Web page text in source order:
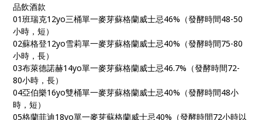
品飲酒款
01班瑞克12yo三桶單一麥芽蘇格蘭威士忌46%（發酵時間48-50
小時，短）
02蘇格登12yo雪莉單一麥芽蘇格蘭威士忌40%（發酵時間75-80
小時，長）
03布萊德諾赫14yo單一麥芽蘇格蘭威士忌46.7%（發酵時間72-
80小時，長）
04亞伯樂16yo雙桶單一麥芽蘇格蘭威士忌40%（發酵時間48小
時，短）
05格蘭菲迪18yo單一麥芽蘇格蘭威士忌40%（發酵時間72小時以